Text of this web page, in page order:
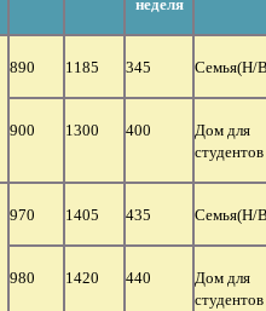
неделя
890 1185 345 Семья(Н/
900 1300 400
Дом для
студентов
970 1405 435 Семья(Н/
980 1420 440
Дом для
студентов